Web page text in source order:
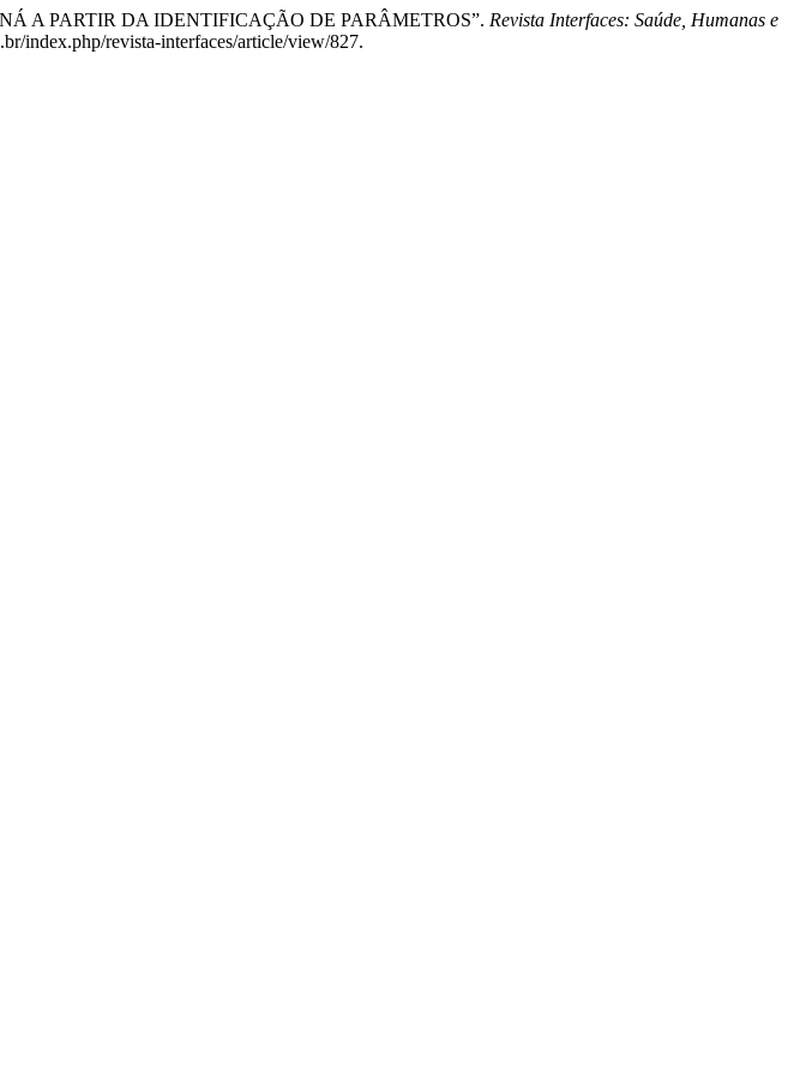
A PARTIR DA IDENTIFICAÇÃO DE PARÂMETROS”. Revista Interfaces: Saúde, Humanas e
index.php/revista-interfaces/article/view/827.